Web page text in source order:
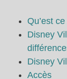
Qu’est
Disney
Disney
Accès